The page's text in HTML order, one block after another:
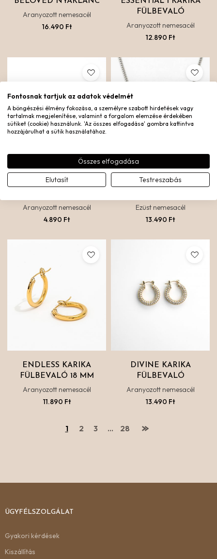
Aranyozott nemesacél
16.490 Ft
FÜLBEVALÓ
Aranyozott nemesacél
12.890 Ft
MINI HOROSZKÓPOS
Aranyozott nemesacél
4.890 Ft
ANGYALSZÁM EGYEDI
Ezüst nemesacél
13.490 Ft
ENDLESS KARIKA
FÜLBEVALÓ 18 MM
Aranyozott nemesacél
11.890 Ft
DIVINE KARIKA
FÜLBEVALÓ
Aranyozott nemesacél
13.490 Ft
1 2 3 … 28
ÜGYFÉLSZOLGÁLAT
Gyakori kérdések
Kiszállítás
Fontosnak tartjuk az adatok védelmét
A böngészési élmény fokozása, a személyre szabott hirdetések vagy
tartalmak megjelenítése, valamint a forgalom elemzése érdekében
sütiket (cookie) használunk. 'Az összes elfogadása' gombra kattintva
hozzájárulhat a sütik használatához.
Összes elfogadása
Elutasít Testreszabás